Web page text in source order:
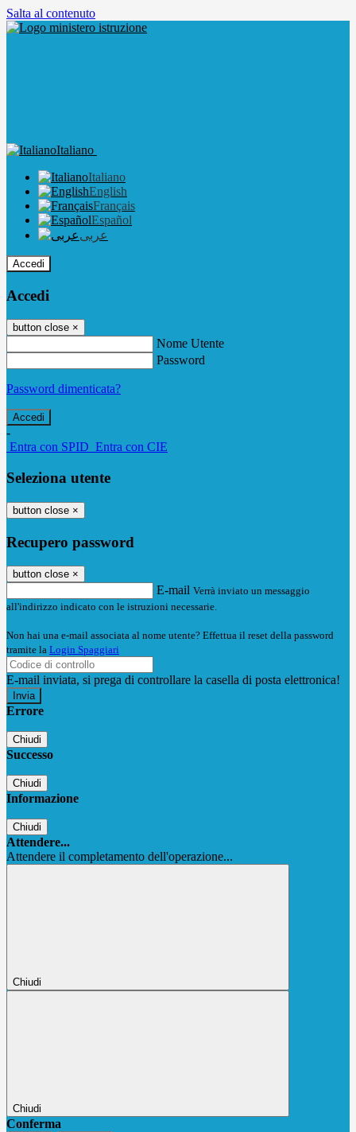
Salta al contenuto
Italiano
Italiano
English
Français
Español
عربى
Accedi
Accedi
button close ×
Nome Utente
Password
Password dimenticata?
-
Entra con SPID Entra con CIE
Seleziona utente
button close ×
Recupero password
button close ×
E-mail Verrà inviato un messaggio
all'indirizzo indicato con le istruzioni necessarie.
Non hai una e-mail associata al nome utente? Effettua il reset della password
tramite la Login Spaggiari
E-mail inviata, si prega di controllare la casella di posta elettronica!
Errore
Chiudi
Successo
Chiudi
Informazione
Chiudi
Attendere...
Attendere il completamento dell'operazione...
Chiudi
Chiudi
Conferma